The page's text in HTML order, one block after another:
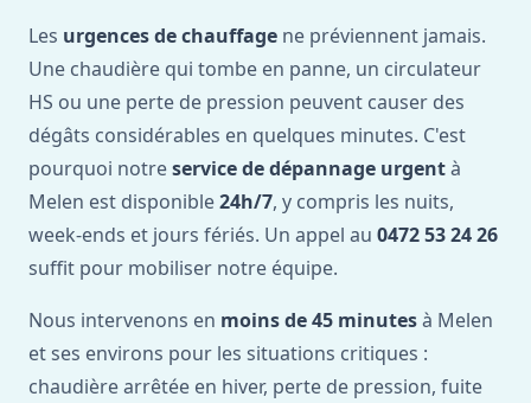
Les urgences de chauffage ne préviennent jamais.
Une chaudière qui tombe en panne, un circulateur
HS ou une perte de pression peuvent causer des
dégâts considérables en quelques minutes. C'est
pourquoi notreservice de dépannage urgentà
Melen est disponible24h/7, y compris les nuits,
week-ends et jours fériés. Un appel au 0472 53 24 26
suffit pour mobiliser notre équipe.
Nous intervenons en moins de 45 minutesà Melen
et ses environs pour les situations critiques :
chaudière arrêtée en hiver, perte de pression, fuite